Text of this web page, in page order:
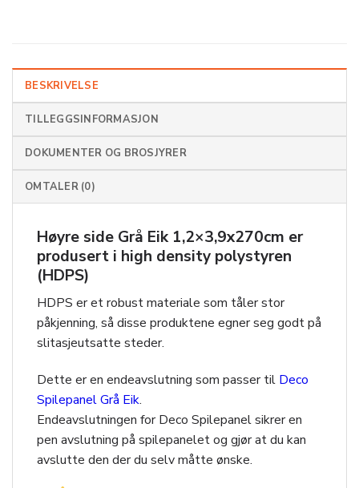
BESKRIVELSE
TILLEGGSINFORMASJON
DOKUMENTER OG BROSJYRER
OMTALER (0)
Høyre side Grå Eik 1,2×3,9x270cm er
produsert i high density polystyren
(HDPS)
HDPS er et robust materiale som tåler stor
påkjenning, så disse produktene egner seg godt på
slitasjeutsatte steder.
Dette er en endeavslutning som passer til Deco
Spilepanel Grå Eik.
Endeavslutningen for Deco Spilepanel sikrer en
pen avslutning på spilepanelet og gjør at du kan
avslutte den der du selv måtte ønske.